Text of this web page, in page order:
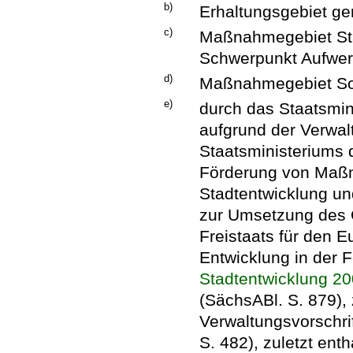
b) Erhaltungsgebiet
c)
Maßnahmegebiet
Schwerpunkt
d) Maßnahmegebiet
e)
durch das
aufgrund der
Staatsministeriums
Förderung von
Stadtentwicklung
zur Umsetzung des
Freistaats für den
Entwicklung in der
Stadtentwicklung
(SächsABl. S.
S. 482), zuletzt